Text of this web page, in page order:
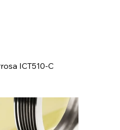
ICT510-C